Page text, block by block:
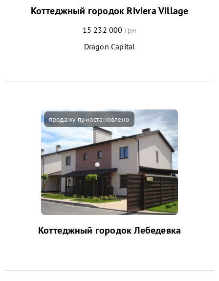
Коттеджный городок Riviera Village
15 232 000 грн
Dragon Capital
Коттеджный городок Лебедевка